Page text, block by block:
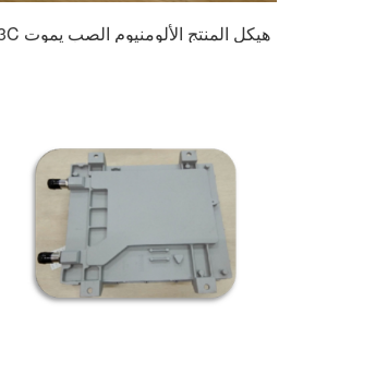
3C هيكل المنتج الألومنيوم الصب يموت